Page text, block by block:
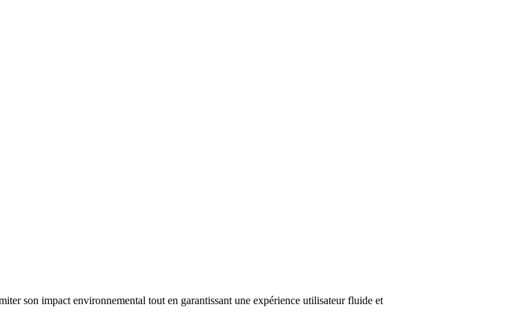
son impact environnemental tout en garantissant une expérience utilisateur fluide et